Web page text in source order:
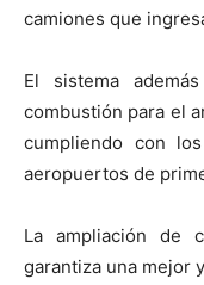
camiones que
El sistema
combustión para el
cumpliendo con
aeropuertos de
La ampliación de
garantiza una mejor